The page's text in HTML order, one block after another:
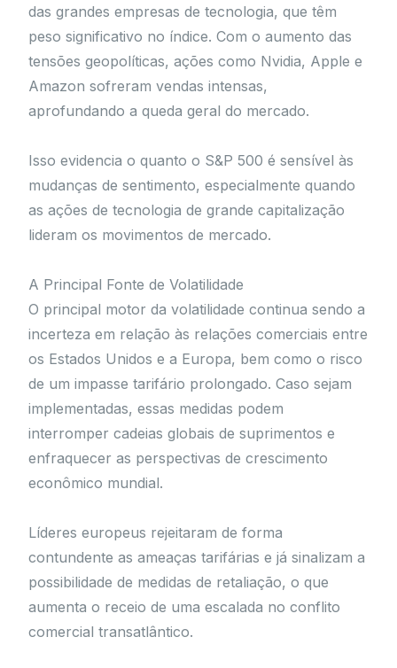
das grandes empresas de tecnologia, que têm
peso significativo no índice. Com o aumento das
tensões geopolíticas, ações como Nvidia, Apple e
Amazon sofreram vendas intensas,
aprofundando a queda geral do mercado.
Isso evidencia o quanto o S&P 500 é sensível às
mudanças de sentimento, especialmente quando
as ações de tecnologia de grande capitalização
lideram os movimentos de mercado.
A Principal Fonte de Volatilidade
O principal motor da volatilidade continua sendo a
incerteza em relação às relações comerciais entre
os Estados Unidos e a Europa, bem como o risco
de um impasse tarifário prolongado. Caso sejam
implementadas, essas medidas podem
interromper cadeias globais de suprimentos e
enfraquecer as perspectivas de crescimento
econômico mundial.
Líderes europeus rejeitaram de forma
contundente as ameaças tarifárias e já sinalizam a
possibilidade de medidas de retaliação, o que
aumenta o receio de uma escalada no conflito
comercial transatlântico.